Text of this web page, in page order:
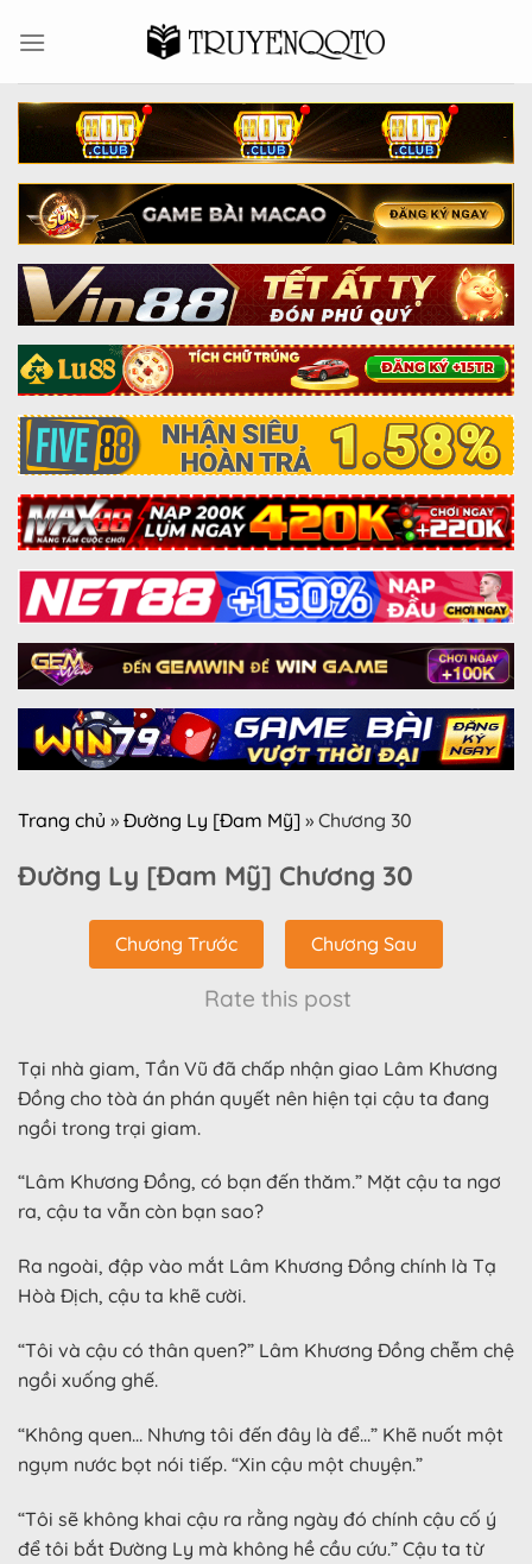
Trang chủ » Đường Ly [Đam Mỹ] » Chương 30
Đường Ly [Đam Mỹ] Chương 30
Chương Trước Chương Sau
Rate this post
Tại nhà giam, Tần Vũ đã chấp nhận giao Lâm Khương
Đồng cho tòà án phán quyết nên hiện tại cậu ta đang
ngồi trong trại giam.
“Lâm Khương Đồng, có bạn đến thăm.” Mặt cậu ta ngơ
ra, cậu ta vẫn còn bạn sao?
Ra ngoài, đập vào mắt Lâm Khương Đồng chính là Tạ
Hòà Địch, cậu ta khẽ cười.
“Tôi và cậu có thân quen?” Lâm Khương Đồng chễm chệ
ngồi xuống ghế.
“Không quen… Nhưng tôi đến đây là để…” Khẽ nuốt một
ngụm nước bọt nói tiếp. “Xin cậu một chuyện.”
“Tôi sẽ không khai cậu ra rằng ngày đó chính cậu cố ý
để tôi bắt Đường Ly mà không hề cầu cứu.” Cậu ta từ